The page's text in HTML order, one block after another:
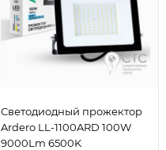
Светодиодный прожектор
Ardero LL-1100ARD 100W
9000Lm 6500K